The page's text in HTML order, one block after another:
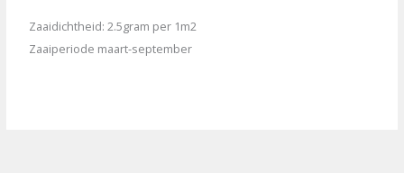
Zaaidichtheid: 2.5gram per 1m2
Zaaiperiode maart-september